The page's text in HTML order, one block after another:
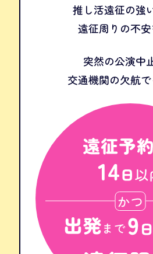
推し活遠征の強
遠征周りの不
突然の公演中
交通機関の欠航で